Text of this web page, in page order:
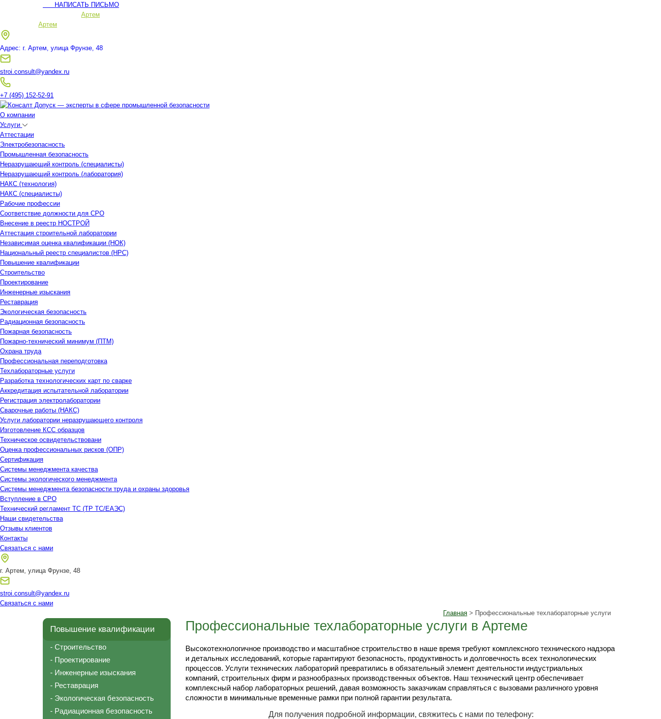
НАПИСАТЬ ПИСЬМО
Артем
Артем
Адрес: г. Артем, улица Фрунзе, 48
stroi.consult@yandex.ru
+7 (495) 152-52-91
О компании
Услуги
Аттестации
Электробезопасность
Промышленная безопасность
Неразрушающий контроль (специалисты)
Неразрушающий контроль (лаборатория)
НАКС (технология)
НАКС (специалисты)
Рабочие профессии
Соответствие должности для СРО
Внесение в реестр НОСТРОЙ
Аттестация строительной лаборатории
Независимая оценка квалификации (НОК)
Национальный реестр специалистов (НРС)
Повышение квалификации
Строительство
Проектирование
Инженерные изыскания
Реставрация
Экологическая безопасность
Радиационная безопасность
Пожарная безопасность
Пожарно-технический минимум (ПТМ)
Охрана труда
Профессиональная переподготовка
Техлабораторные услуги
Разработка технологических карт по сварке
Аккредитация испытательной лаборатории
Регистрация электролаборатории
Сварочные работы (НАКС)
Услуги лаборатории неразрушающего контроля
Изготовление КСС образцов
Техническое освидетельствовани
Оценка профессиональных рисков (ОПР)
Сертификация
Системы менеджмента качества
Системы экологического менеджмента
Системы менеджмента безопасности труда и охраны здоровья
Вступление в СРО
Технический регламент ТС (ТР ТС/ЕАЭС)
Наши свидетельства
Отзывы клиентов
Контакты
Связаться с нами
г. Артем, улица Фрунзе, 48
stroi.consult@yandex.ru
Связаться с нами
Главная > Профессиональные техлабораторные услуги
Повышение квалификации
- Строительство
- Проектирование
- Инженерные изыскания
- Реставрация
- Экологическая безопасность
- Радиационная безопасность
Профессиональные техлабораторные услуги в Артеме
Высокотехнологичное производство и масштабное строительство в наше время требуют комплексного технического надзора
и детальных исследований, которые гарантируют безопасность, продуктивность и долговечность всех технологических
процессов. Услуги технических лабораторий превратились в обязательный элемент деятельности индустриальных
компаний, строительных фирм и разнообразных производственных объектов. Наш технический центр обеспечивает
комплексный набор лабораторных решений, давая возможность заказчикам справляться с вызовами различного уровня
сложности в минимальные временные рамки при полной гарантии результата.
Для получения подробной информации, свяжитесь с нами по телефону: